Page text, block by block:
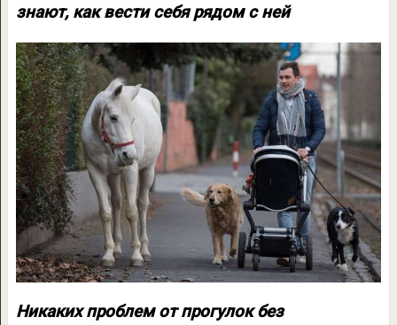
знают, как вести себя рядом с ней
Никаких проблем от прогулок без